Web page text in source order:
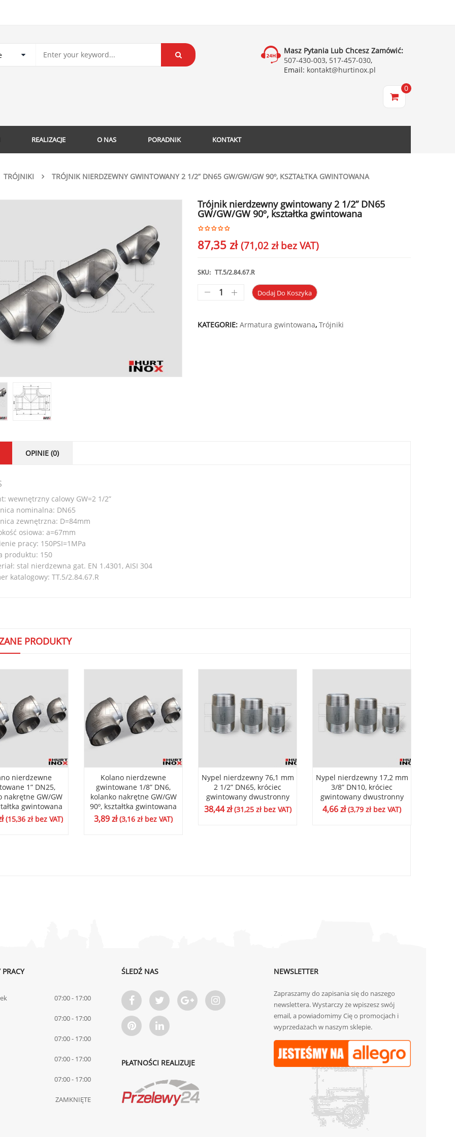
Masz Pytania Lub Chcesz Zamówić:
507-430-003, 517-457-030,
Email: kontakt@hurtinox.pl
0
REALIZACJE O NAS PORADNIK KONTAKT
TRÓJNIKI TRÓJNIK NIERDZEWNY GWINTOWANY 2 1/2” DN65 GW/GW/GW 90º, KSZTAŁTKA GWINTOWANA
Trójnik nierdzewny gwintowany 2 1/2” DN65
GW/GW/GW 90º, kształtka gwintowana
87,35 zł (71,02 złbez VAT)
SKU: TT.5/2.84.67.R
Dodaj Do Koszyka
KATEGORIE: Armatura gwintowana, Trójniki
OPINIE (0)
wewnętrzny calowy GW=2 1/2”
nominalna: DN65
zewnętrzna: D=84mm
osiowa: a=67mm
pracy: 150PSI=1MPa
produktu: 150
stal nierdzewna gat. EN 1.4301, AISI 304
katalogowy: TT.5/2.84.67.R
PRODUKTY
nierdzewne
1” DN25,
nakrętne GW/GW
gwintowana
(15,36 złbez VAT)
Kolano nierdzewne
gwintowane 1/8” DN6,
kolanko nakrętne GW/GW
90º, kształtka gwintowana
3,89zł (3,16 złbez VAT)
Nypel nierdzewny 76,1 mm
2 1/2” DN65, króciec
gwintowany dwustronny
38,44zł (31,25 złbez VAT)
Nypel nierdzewny 17,2 mm
3/8” DN10, króciec
gwintowany dwustronny
4,66zł (3,79 złbez VAT)
07:00 - 17:00
07:00 - 17:00
07:00 - 17:00
07:00 - 17:00
07:00 - 17:00
ZAMKNIĘTE
ŚLEDŹ NAS
PŁATNOŚCI REALIZUJE
NEWSLETTER
Zapraszamy do zapisania się do naszego
newslettera. Wystarczy że wpiszesz swój
email, a powiadomimy Cię o promocjach i
wyprzedażach w naszym sklepie.